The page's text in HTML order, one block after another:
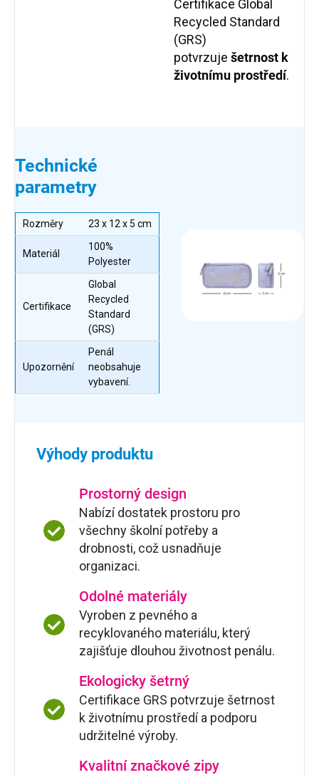
Certifikace Global
Recycled Standard
(GRS)
potvrzuje šetrnost k
životnímu prostředí.
Technické
parametry
Rozměry 23 x 12 x 5 cm
Materiál
100%
Polyester
Certifikace
Global
Recycled
Standard
(GRS)
Upozornění
Penál
neobsahuje
vybavení.
Výhody produktu
Prostorný design
Nabízí dostatek prostoru pro
všechny školní potřeby a
drobnosti, což usnadňuje
organizaci.
Odolné materiály
Vyroben z pevného a
recyklovaného materiálu, který
zajišťuje dlouhou životnost penálu.
Ekologicky šetrný
Certifikace GRS potvrzuje šetrnost
k životnímu prostředí a podporu
udržitelné výroby.
Kvalitní značkové zipy